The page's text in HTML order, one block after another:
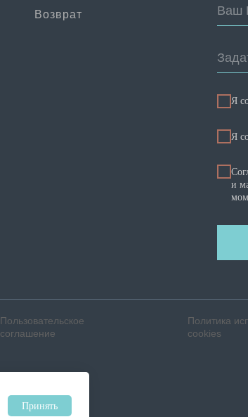
Ваш
Я
Я
и
Политика
cookies
Пользовательское
соглашение
Возврат
Принять